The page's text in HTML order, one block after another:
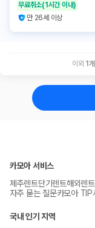
무료취소(1시간 이내)
만 26세 이상
이외 1 개
카모아 서비스
제주렌트단기렌트해외렌트
자주 묻는 질문카모아 TIP
국내 인기 지역